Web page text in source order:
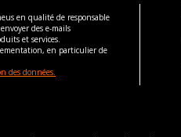
en qualité de responsable
des e-mails
et services.
en particulier de
des données.